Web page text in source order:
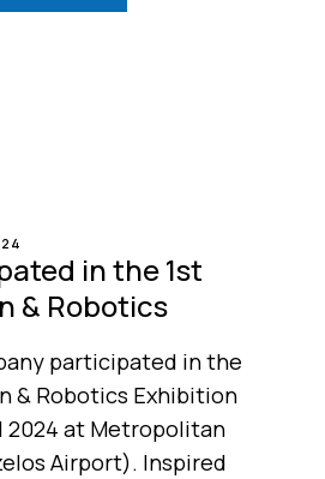
in the 1st
& Robotics
participated in the
& Robotics Exhibition
2024 at Metropolitan
Airport). Inspired